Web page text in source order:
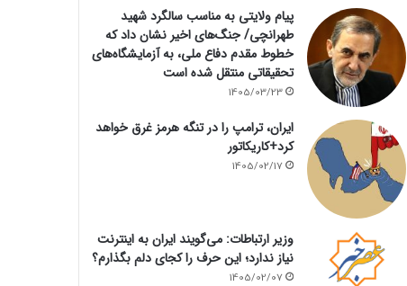
پیام ولایتی به مناسب سالگرد شهید
طهرانچی/ جنگ‌های اخیر نشان داد که
خطوط مقدم دفاع ملی، به آزمایشگاه‌های
تحقیقاتی منتقل شده است
1405/03/23
ایران، ترامپ را در تنگه هرمز غرق خواهد
کرد+کاریکاتور
1405/02/17
وزیر ارتباطات: می‌گویند ایران به اینترنت
نیاز ندارد؛ این حرف را کجای دلم بگذارم؟
1405/02/07